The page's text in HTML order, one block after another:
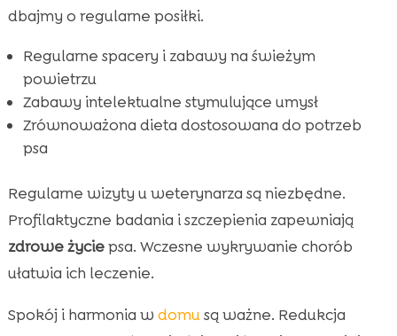
dbajmy o regularne posiłki.
Regularne spacery i zabawy na świeżym
powietrzu
Zabawy intelektualne stymulujące umysł
Zrównoważona dieta dostosowana do potrzeb
psa
Regularne wizyty u weterynarza są niezbędne.
Profilaktyczne badania i szczepienia zapewniają
zdrowe życiepsa. Wczesne wykrywanie chorób
ułatwia ich leczenie.
Spokój i harmonia w domusą ważne. Redukcja